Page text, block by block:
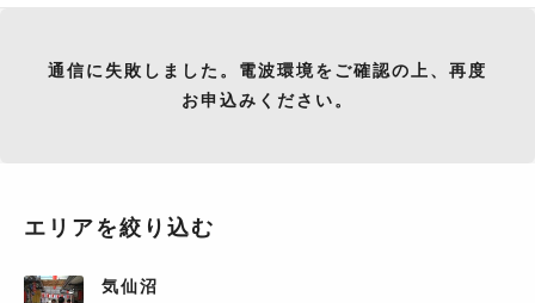
通信に失敗しました。電波環境をご確認の上、再度
お申込みください。
エリアを絞り込む
気仙沼